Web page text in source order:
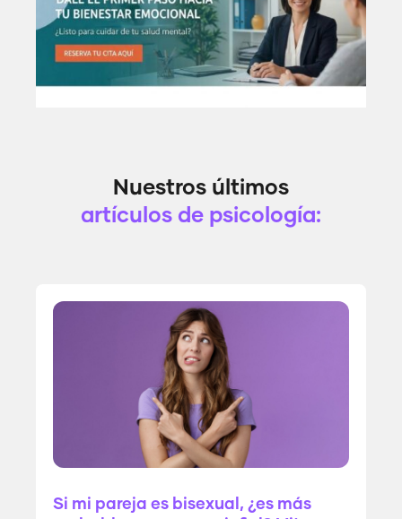
Nuestros últimos
artículos de psicología:
Si mi pareja es bisexual, ¿es más